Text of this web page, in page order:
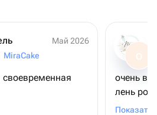
Май 2026
MiraCake
своевременная
О
очень
лень
Показать